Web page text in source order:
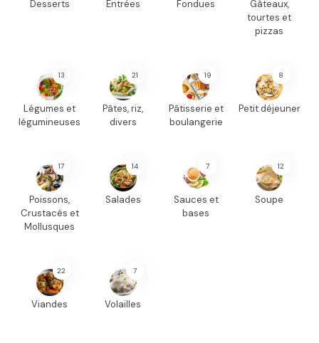
Desserts Entrées Fondues
Gâteaux,
tourtes et
pizzas
13
Légumes et
légumineuses
21
Pâtes, riz,
divers
19
Pâtisserie et
boulangerie
8
Petit déjeuner
17
Poissons,
Crustacés et
Mollusques
14
Salades
7
Sauces et
bases
12
Soupe
22
Viandes
7
Volailles